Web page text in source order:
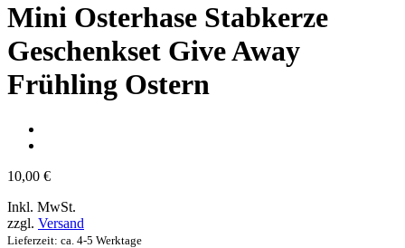
Mini Osterhase Stabkerze
Geschenkset Give Away
Frühling Ostern
10,00 €
Inkl. MwSt.
zzgl. Versand
Lieferzeit: ca. 4-5 Werktage